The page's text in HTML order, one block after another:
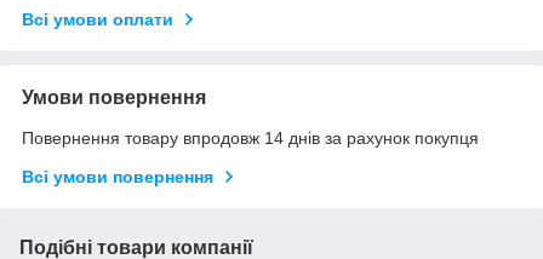
Всі умови оплати
Умови повернення
Повернення товару впродовж 14 днів за рахунок покупця
Всі умови повернення
Подібні товари компанії